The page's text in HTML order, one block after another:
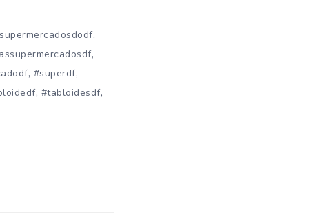
,
,
, #superdf,
, #tabloidesdf,